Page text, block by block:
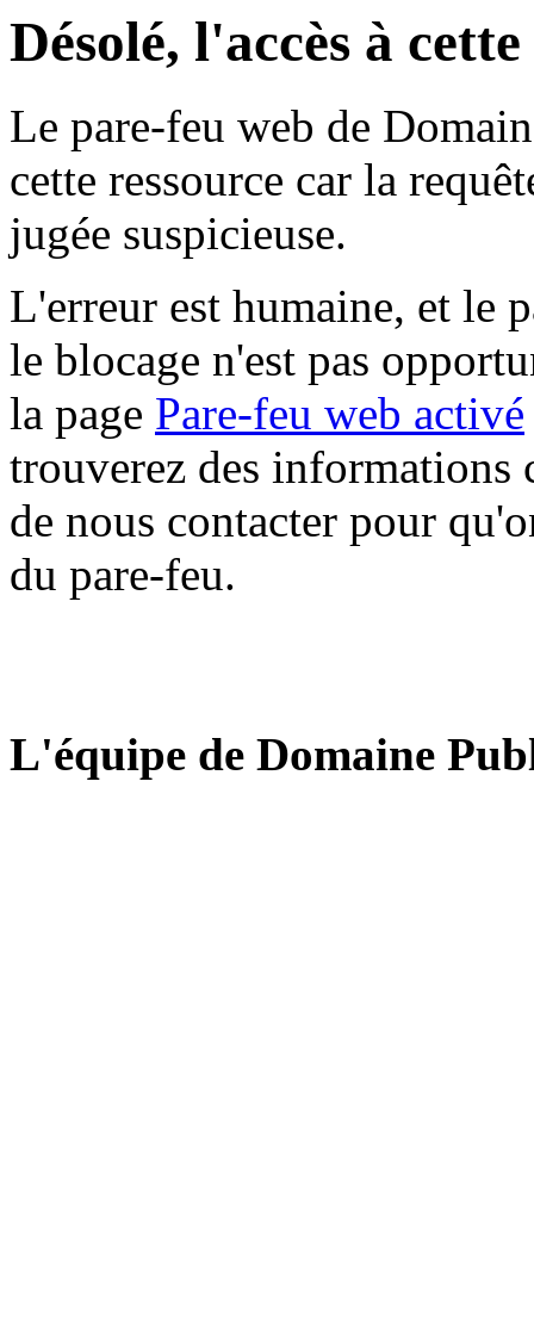
Désolé, l'accès à
Le pare-feu web de
cette ressource car la
jugée suspicieuse.
L'erreur est humaine, et le
le blocage n'est pas
la page Pare-feu web activé
trouverez des informations
de nous contacter pour
du pare-feu.
L'équipe de Domaine